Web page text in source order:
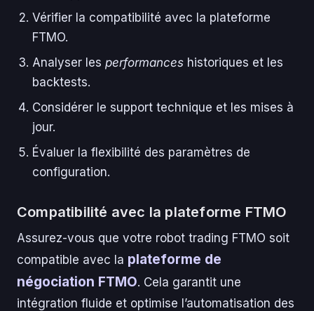
Vérifier la compatibilité avec la plateforme
FTMO.
Analyser les performances historiques et les
backtests.
Considérer le support technique et les mises à
jour.
Évaluer la flexibilité des paramètres de
configuration.
Compatibilité avec la plateforme FTMO
Assurez-vous que votre robot trading FTMO soit
compatible avec la plateforme de
négociation FTMO. Cela garantit une
intégration fluide et optimise l’automatisation des